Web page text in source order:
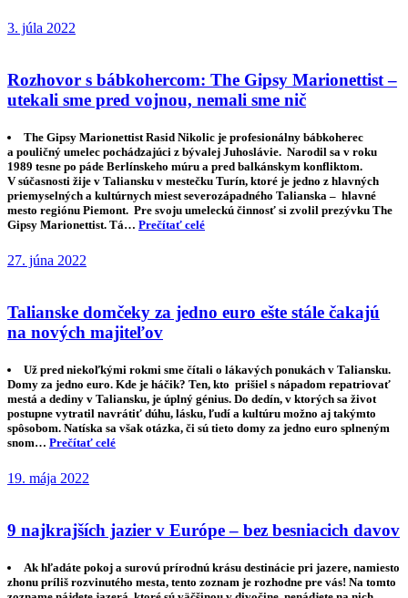
3. júla 2022
Rozhovor s bábkohercom: The Gipsy Marionettist –
utekali sme pred vojnou, nemali sme nič
The Gipsy Marionettist Rasid Nikolic je profesionálny bábkoherec
a pouličný umelec pochádzajúci z bývalej Juhoslávie. Narodil sa v roku
1989 tesne po páde Berlínskeho múru a pred balkánskym konfliktom.
V súčasnosti žije v Taliansku v mestečku Turín, ktoré je jedno z hlavných
priemyselných a kultúrnych miest severozápadného Talianska – hlavné
mesto regiónu Piemont. Pre svoju umeleckú činnosť si zvolil prezývku The
Gipsy Marionettist. Tá… Prečítať celé
27. júna 2022
Talianske domčeky za jedno euro ešte stále čakajú
na nových majiteľov
Už pred niekoľkými rokmi sme čítali o lákavých ponukách v Taliansku.
Domy za jedno euro. Kde je háčik? Ten, kto prišiel s nápadom repatriovať
mestá a dediny v Taliansku, je úplný génius. Do dedín, v ktorých sa život
postupne vytratil navrátiť dúhu, lásku, ľudí a kultúru možno aj takýmto
spôsobom. Natíska sa však otázka, či sú tieto domy za jedno euro splneným
snom… Prečítať celé
19. mája 2022
9 najkrajších jazier v Európe – bez besniacich davov
Ak hľadáte pokoj a surovú prírodnú krásu destinácie pri jazere, namiesto
zhonu príliš rozvinutého mesta, tento zoznam je rozhodne pre vás! Na tomto